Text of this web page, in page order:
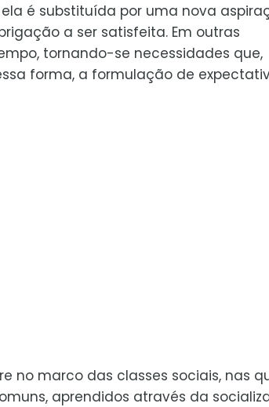
é substituída por uma nova
a ser satisfeita. Em outras
tornando-se necessidades que,
forma, a formulação de
no marco das classes sociais, nas
aprendidos através da